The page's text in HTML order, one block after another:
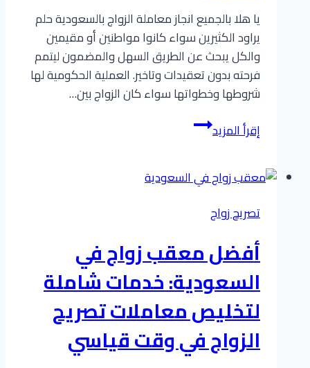
يا هلا بالجميع انجاز معاملة الزواج بالسعودية حلم
يراود الكثيرين سواء كانوا مواطنين أو مقيمين
والكل يبحث عن الطريق السهل والمضمون ليتمم
فرحته بدون تعقيدات وتاخير. العملية الحكومية لها
شروطها وخطواتها سواء كان الزواج بين…
إقرأ المزيدشروط
واجراءات
الزواج
السعودية
ما
معرفته
بالتفصيل
تصريح زواج
أفضل معقب زواج في
السعودية: خدمات شاملة
لتخليص معاملات تصريح
الزواج في وقت قياسي